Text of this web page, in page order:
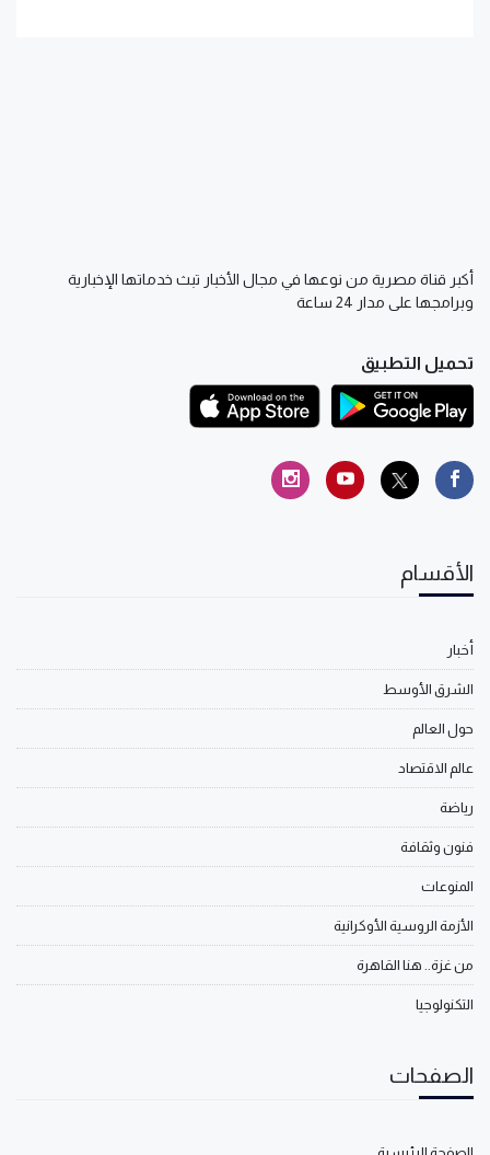
أكبر قناة مصرية من نوعها في مجال الأخبار تبث خدماتها الإخبارية
وبرامجها على مدار 24 ساعة
تحميل التطبيق
الأقسام
أخبار
الشرق الأوسط
حول العالم
عالم الاقتصاد
رياضة
فنون وثقافة
المنوعات
الأزمة الروسية الأوكرانية
من غزة.. هنا القاهرة
التكنولوجيا
الصفحات